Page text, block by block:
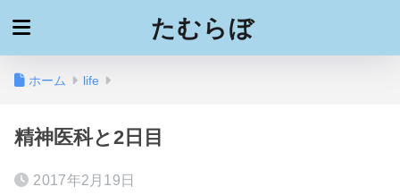
たむらぼ
ホーム life
精神医科と2日目
2017年2月19日